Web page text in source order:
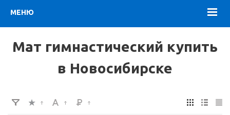
МЕНЮ
Мат гимнастический купить
в Новосибирске